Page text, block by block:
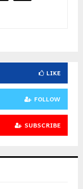
LIKE
FOLLOW
SUBSCRIBE